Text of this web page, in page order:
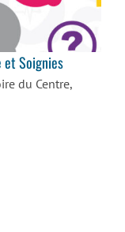
Soignies
et Soignies
du Centre,